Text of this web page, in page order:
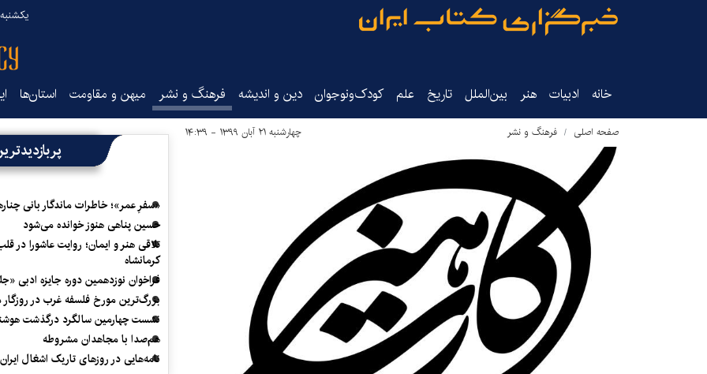
یکشنبه ۱۸ مرداد
خانه ادبیات هنر بین‌الملل تاریخ‌ علم کودک‌ونوجوان دین و اندیشه فرهنگ و نشر میهن و مقاومت استان‌ها
صفحه اصلی فرهنگ و نشر چهارشنبه ۲۱ آبان ۱۳۹۹ - ۱۴:۳۹
«سفرِ عمر»؛ خاطرات ماندگار بانی
حسین پناهی هنوز خوانده می‌شود
تلاقی هنر و ایمان؛ روایت عاشورا در
کرمانشاه
فراخوان نوزدهمین دوره جایزه ادبی
بزرگ‌ترین مورخ فلسفه غرب در روزگار
نشست چهارمین سالگرد درگذشت
هم‌صدا با مجاهدان مشروطه
نامه‌هایی در روزهای تاریک اشغال ایران